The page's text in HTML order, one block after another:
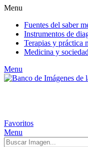
Menu
Fuentes del saber
Instrumentos de
Terapias y práctica
Medicina y
Menu
Favoritos
Menu